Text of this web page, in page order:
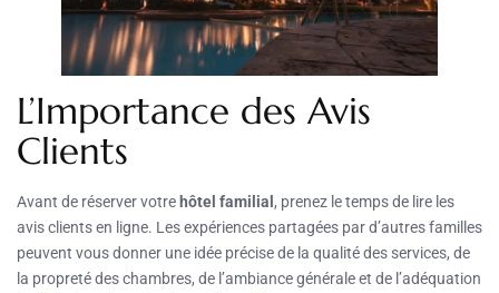
L’Importance des Avis
Clients
Avant de réserver votrehôtel familial, prenez le temps de lire les
avis clients en ligne. Les expériences partagées par d’autres familles
peuvent vous donner une idée précise de la qualité des services, de
la propreté des chambres, de l’ambiance générale et de l’adéquation